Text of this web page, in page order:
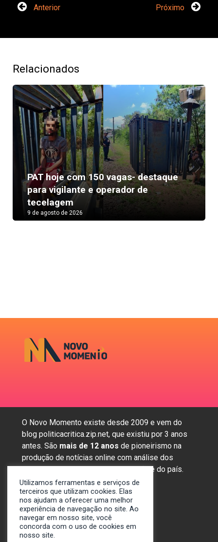
Anterior Próximo
Relacionados
PAT hoje com 150 vagas- destaque
para vigilante e operador de
tecelagem
9 de agosto de 2026
Next
O Novo Momento existe desde 2009 e vem do
blog politicacritica.zip.net, que existiu por 3 anos
antes. São mais de 12 anos de pioneirismo na
produção de notícias online com análise dos
assuntos mais importantes da região e do país.
Sobre nós
Anunciar
Contato
Utilizamos ferramentas e serviços de
terceiros que utilizam cookies. Elas
nos ajudam a oferecer uma melhor
experiência de navegação no site. Ao
navegar em nosso site, você
concorda com o uso de cookies em
nosso site.